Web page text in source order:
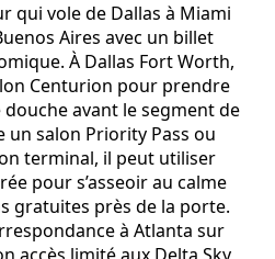
qui vole de Dallas à Miami
Aires avec un billet
À Dallas Fort Worth,
Centurion pour prendre
avant le segment de
un salon Priority Pass ou
terminal, il peut utiliser
pour s’asseoir au calme
gratuites près de la porte.
à Atlanta sur